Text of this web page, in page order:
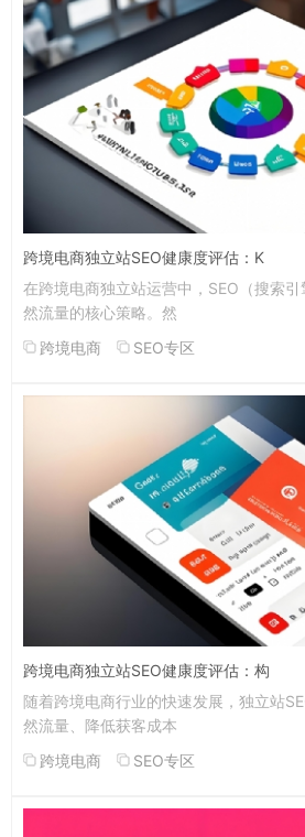
跨境电商独立站SEO健康度评估：K
在跨境电商独立站运营中，SEO（搜索
然流量的核心策略。然
跨境电商
SEO专区
跨境电商独立站SEO健康度评估：构
随着跨境电商行业的快速发展，独立站
然流量、降低获客成本
跨境电商
SEO专区